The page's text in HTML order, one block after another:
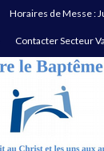
Horaires de Messe :
Contacter Secteur